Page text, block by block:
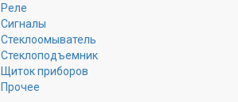
Реле
Сигналы
Стеклоомыватель
Стеклоподъемник
Щиток приборов
Прочее